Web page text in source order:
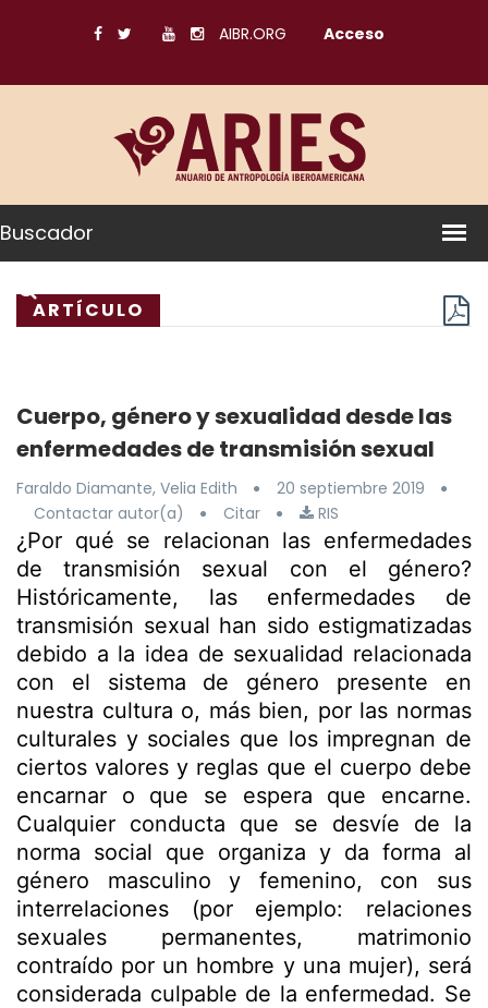
AIBR.ORG Acceso
Buscador
ARTÍCULO
Cuerpo, género y sexualidad desde las
enfermedades de transmisión sexual
Faraldo Diamante, Velia Edith
20 septiembre 2019
Contactar autor(a)
Citar RIS
¿Por qué se relacionan las enfermedades
de transmisión sexual con el género?
Históricamente, las enfermedades de
transmisión sexual han sido estigmatizadas
debido a la idea de sexualidad relacionada
con el sistema de género presente en
nuestra cultura o, más bien, por las normas
culturales y sociales que los impregnan de
ciertos valores y reglas que el cuerpo debe
encarnar o que se espera que encarne.
Cualquier conducta que se desvíe de la
norma social que organiza y da forma al
género masculino y femenino, con sus
interrelaciones (por ejemplo: relaciones
sexuales permanentes, matrimonio
contraído por un hombre y una mujer), será
considerada culpable de la enfermedad. Se